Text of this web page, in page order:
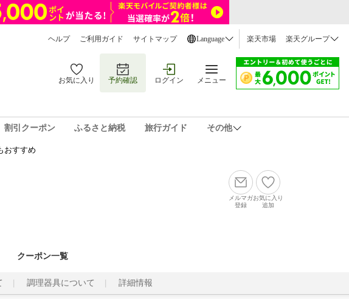
ヘルプ ご利用ガイド サイトマップ Language 楽天市場 楽天グループ
お気に入り 予約確認 ログイン メニュー
割引クーポン ふるさと納税 旅行ガイド その他
おすすめ
メルマガ
登録
お気に入り
追加
クーポン一覧
調理器具について 詳細情報